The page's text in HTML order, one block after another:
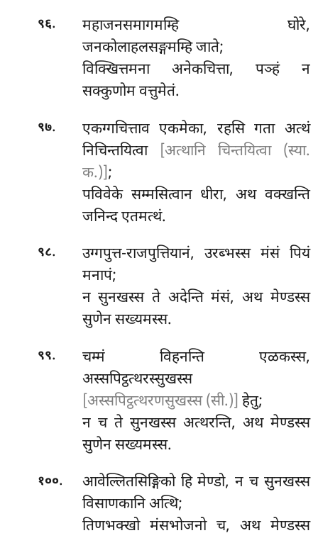
९६.
महाजनसमागमम्हि घोरे,
जनकोलाहलसङ्गमम्हि जाते;
विक्खित्तमना अनेकचित्ता, पञ्हं न
सक्कुणोम वत्तुमेतं.
९७.
एकग्गचित्ताव एकमेका, रहसि गता अत्थं
निचिन्तयित्वा
[अत्थानि चिन्तयित्वा (स्या.
क.)] ;
पविवेके सम्मसित्वान धीरा, अथ वक्खन्ति
जनिन्द एतमत्थं.
९८.
उग्गपुत्त-राजपुत्तियानं, उरब्भस्स मंसं पियं
मनापं;
न सुनखस्स ते अदेन्ति मंसं, अथ मेण्डस्स
सुणेन सख्यमस्स.
९९.
चम्मं विहनन्ति एळकस्स,
अस्सपिट्ठत्थरस्सुखस्स
[अस्सपिट्ठत्थरणसुखस्स (सी.)] हेतु;
न च ते सुनखस्स अत्थरन्ति, अथ मेण्डस्स
सुणेन सख्यमस्स.
१००. आवेल्लितसिङ्गिको हि मेण्डो, न च सुनखस्स
विसाणकानि अत्थि;
तिणभक्खो मंसभोजनो च, अथ मेण्डस्स